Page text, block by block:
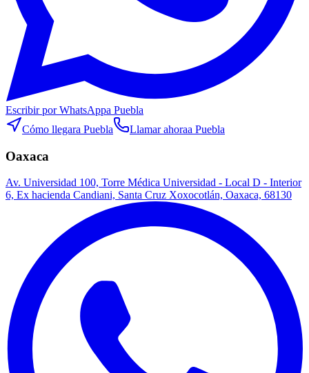
Escribir por WhatsAppa Puebla
Cómo llegara Puebla Llamar ahoraa Puebla
Oaxaca
Av. Universidad 100, Torre Médica Universidad - Local D - Interior
6, Ex hacienda Candiani, Santa Cruz Xoxocotlán, Oaxaca, 68130